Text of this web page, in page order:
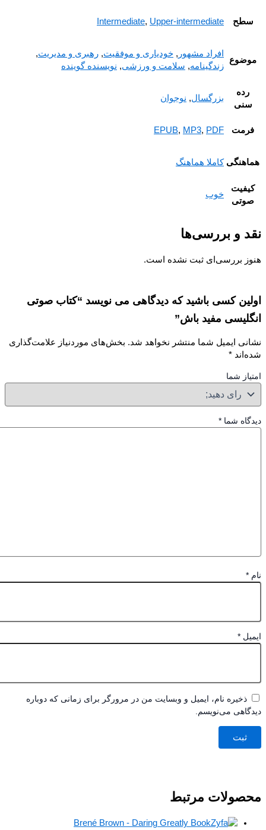
Intermediate,Upper-intermediate
افراد مشهور,خودیاری و موفقیت,رهبری و مدیریت,
زندگینامه,سلامت و ورزشی ,نویسنده گوینده
بزرگسال,نوجوان
EPUB,MP3,PDF
کاملا هماهنگ
خوب
و بررسی‌ها
بررسی‌ای ثبت نشده است.
کسی باشید که دیدگاهی می نویسد “کتاب صوتی
مفید باش”
ایمیل شما منتشر نخواهد شد. بخش‌های موردنیاز علامت‌گذاری
*
شما
شما *
*
ذخیره نام، ایمیل و وبسایت من در مرورگر برای زمانی که دوباره
می‌نویسم.
مرتبط